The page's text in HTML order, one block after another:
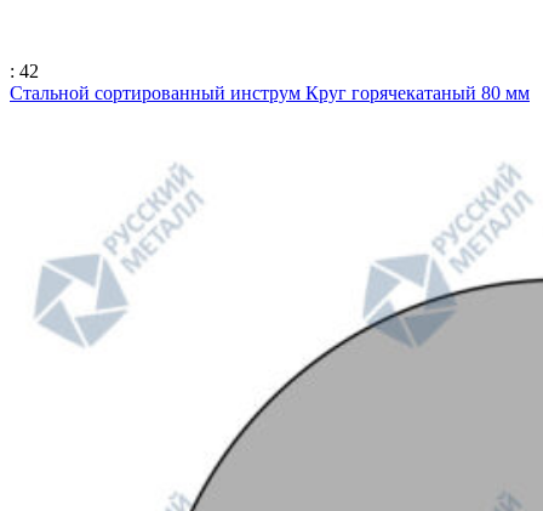
: 42
Стальной сортированный инструм Круг горячекатаный 80 мм